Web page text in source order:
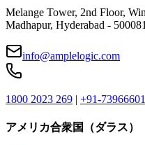
Melange Tower, 2nd Floor,
Madhapur, Hyderabad -
info@amplelogic.com
1800 2023 269 | +91-
アメリカ合衆国（ダラス）